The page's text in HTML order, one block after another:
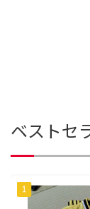
ベストセ